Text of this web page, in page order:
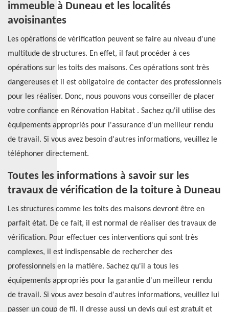
immeuble à Duneau et les localités
avoisinantes
Les opérations de vérification peuvent se faire au niveau d'une
multitude de structures. En effet, il faut procéder à ces
opérations sur les toits des maisons. Ces opérations sont très
dangereuses et il est obligatoire de contacter des professionnels
pour les réaliser. Donc, nous pouvons vous conseiller de placer
votre confiance en Rénovation Habitat . Sachez qu'il utilise des
équipements appropriés pour l'assurance d'un meilleur rendu
de travail. Si vous avez besoin d'autres informations, veuillez le
téléphoner directement.
Toutes les informations à savoir sur les
travaux de vérification de la toiture à Duneau
Les structures comme les toits des maisons devront être en
parfait état. De ce fait, il est normal de réaliser des travaux de
vérification. Pour effectuer ces interventions qui sont très
complexes, il est indispensable de rechercher des
professionnels en la matière. Sachez qu'il a tous les
équipements appropriés pour la garantie d'un meilleur rendu
de travail. Si vous avez besoin d'autres informations, veuillez lui
passer un coup de fil. Il dresse aussi un devis qui est gratuit et